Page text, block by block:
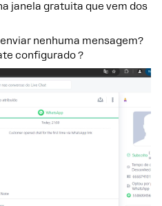
janela gratuita que vem dos
nenhuma mensagem?
configurado ?